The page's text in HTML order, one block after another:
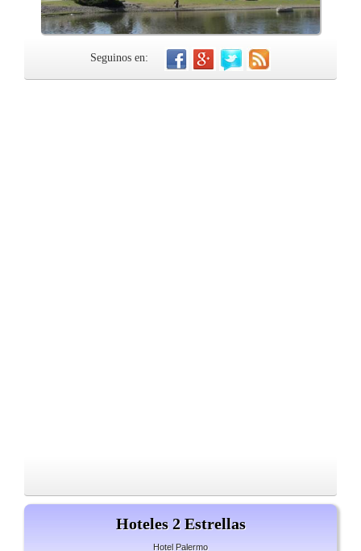
Seguinos en:
Hoteles 2 Estrellas
Hotel Palermo